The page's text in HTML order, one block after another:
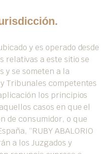
y es operado desde
relativas a este sitio se
y se someten a la
Tribunales competentes
los principios
casos en que el
de consumidor, o que
“RUBY ABALORIO
a los Juzgados y